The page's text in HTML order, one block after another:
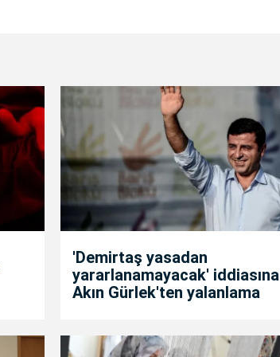
'Demirtaş yasadan
yararlanamayacak' iddiasına
Akın Gürlek'ten yalanlama